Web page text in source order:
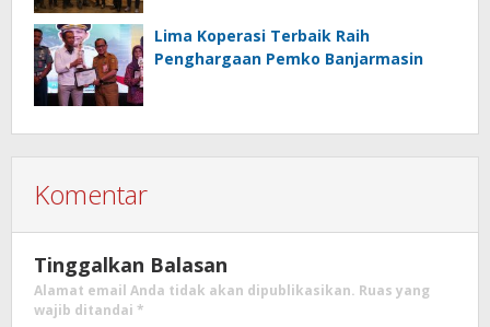
Lima Koperasi Terbaik Raih
Penghargaan Pemko Banjarmasin
Komentar
Tinggalkan Balasan
Alamat email Anda tidak akan dipublikasikan. Ruas yang
wajib ditandai *